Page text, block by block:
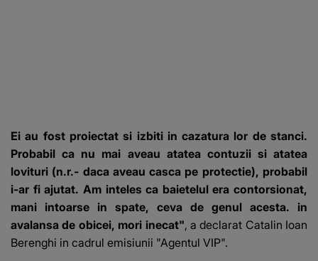
Ei au fost proiectat si izbiti in cazatura lor de stanci.
Probabil ca nu mai aveau atatea contuzii si atatea
lovituri (n.r.- daca aveau casca pe protectie), probabil
i-ar fi ajutat. Am inteles ca baietelul era contorsionat,
mani intoarse in spate, ceva de genul acesta. in
avalansa de obicei, mori inecat", a declarat Catalin Ioan
Berenghi in cadrul emisiunii "Agentul VIP".